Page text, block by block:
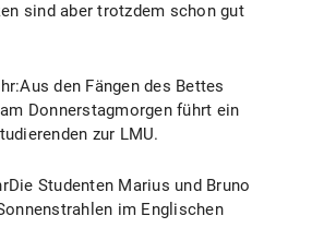
sind aber trotzdem schon gut
den Fängen des Bettes
Donnerstagmorgen führt ein
zur LMU.
Studenten Marius und Bruno
im Englischen